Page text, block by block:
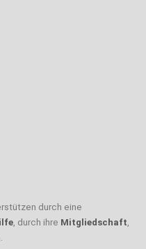
durch eine
, durch ihre Mitgliedschaft,
.